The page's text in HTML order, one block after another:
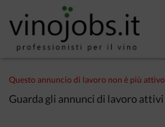
Questo annuncio di lavoro non è più attivo
Guarda gli annunci di lavoro attivi